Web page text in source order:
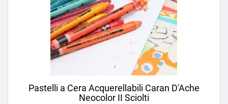
Pastelli a Cera Acquerellabili Caran D'Ache
Neocolor II Sciolti